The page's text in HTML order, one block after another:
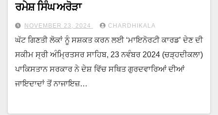
ਰਮੇਸ਼ ਸਿੰਘ ਅਰੋੜਾ
NOVEMBER 23, 2024 CHARDHIKALA
ਘੱਟ ਗਿਣਤੀ ਲੋਕਾਂ ਨੂੰ ਸਸ਼ਕਤ ਕਰਨ ਲਈ ‘ਮਾਇਨੋਰਟੀ ਕਾਰਡ’ ਦੇਣ ਦੀ
ਸਕੀਮ ਸ੍ਰੀ ਅੰਮ੍ਰਿਤਸਰ ਸਾਹਿਬ, 23 ਨਵੰਬਰ 2024 (ਚੜ੍ਹਦੀਕਲਾ)
ਪਾਕਿਸਤਾਨ ਸਰਕਾਰ ਨੇ ਦੇਸ਼ ਵਿੱਚ ਸਥਿਤ ਗੁਰਦਵਾਰਿਆਂ ਦੀਆਂ
ਜਾਇਦਾਦਾਂ ਤੋਂ ਨਾਜਾਇਜ਼…